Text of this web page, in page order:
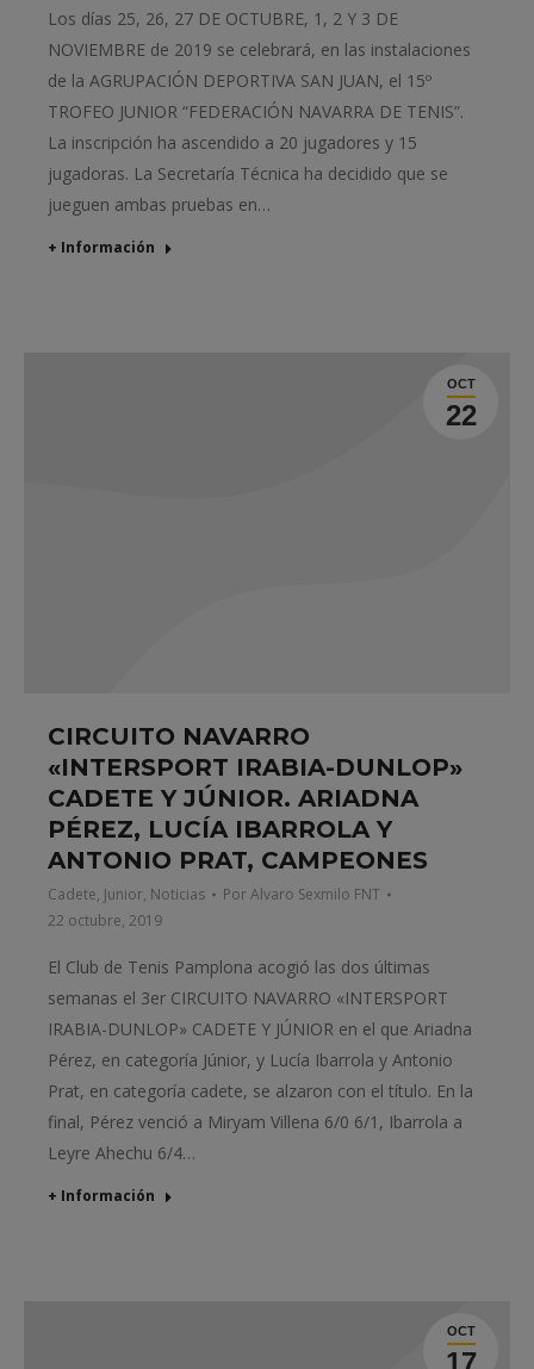
Los días 25, 26, 27 DE OCTUBRE, 1, 2 Y 3 DE
NOVIEMBRE de 2019 se celebrará, en las instalaciones
de la AGRUPACIÓN DEPORTIVA SAN JUAN, el 15º
TROFEO JUNIOR “FEDERACIÓN NAVARRA DE TENIS”.
La inscripción ha ascendido a 20 jugadores y 15
jugadoras. La Secretaría Técnica ha decidido que se
jueguen ambas pruebas en…
+ Información
OCT
22
CIRCUITO NAVARRO
«INTERSPORT IRABIA-DUNLOP»
CADETE Y JÚNIOR. ARIADNA
PÉREZ, LUCÍA IBARROLA Y
ANTONIO PRAT, CAMPEONES
Cadete, Junior, Noticias PorAlvaro Sexmilo FNT
22 octubre, 2019
El Club de Tenis Pamplona acogió las dos últimas
semanas el 3er CIRCUITO NAVARRO «INTERSPORT
IRABIA-DUNLOP» CADETE Y JÚNIOR en el que Ariadna
Pérez, en categoría Júnior, y Lucía Ibarrola y Antonio
Prat, en categoría cadete, se alzaron con el título. En la
final, Pérez venció a Miryam Villena 6/0 6/1, Ibarrola a
Leyre Ahechu 6/4…
+ Información
OCT